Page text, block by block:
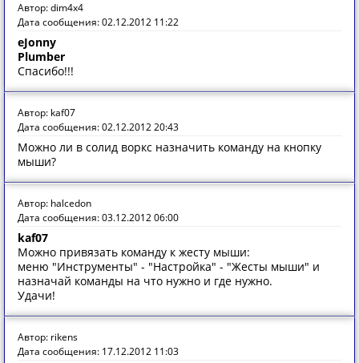
Автор: dim4x4
Дата сообщения: 02.12.2012 11:22
eJonny
Plumber
Спасибо!!!
Автор: kaf07
Дата сообщения: 02.12.2012 20:43
Можно ли в солид воркс назначить команду на кнопку
мыши?
Автор: halcedon
Дата сообщения: 03.12.2012 06:00
kaf07
Можно привязать команду к жесту мыши:
меню "Инструменты" - "Настройка" - "Жесты мыши" и
назначай команды на что нужно и где нужно.
Удачи!
Автор: rikens
Дата сообщения: 17.12.2012 11:03